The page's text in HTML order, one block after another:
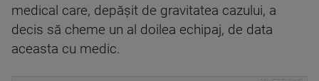
medical care, depășit de gravitatea cazului, a
decis să cheme un al doilea echipaj, de data
aceasta cu medic.